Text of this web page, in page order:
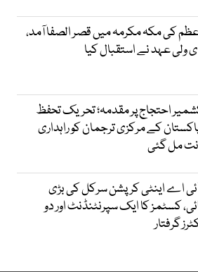
کی مکہ مکرمہ میں قصر الصفا آمد،
ولی عہد نے استقبال کیا
احتجاج پر مقدمہ؛ تحریک تحفظ
کے مرکزی ترجمان کو راہداری
مل گئی
اے اینٹی کرپشن سرکل کی بڑی
کسٹمز کا ایک سپرنٹنڈنٹ اور دو
گرفتار